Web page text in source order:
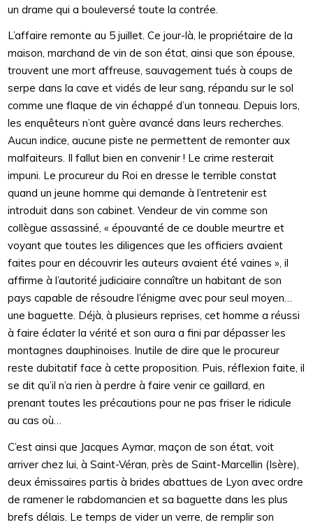
un drame qui a bouleversé toute la contrée.
L’affaire remonte au 5 juillet. Ce jour-là, le propriétaire de la
maison, marchand de vin de son état, ainsi que son épouse,
trouvent une mort affreuse, sauvagement tués à coups de
serpe dans la cave et vidés de leur sang, répandu sur le sol
comme une flaque de vin échappé d’un tonneau. Depuis lors,
les enquêteurs n’ont guère avancé dans leurs recherches.
Aucun indice, aucune piste ne permettent de remonter aux
malfaiteurs. Il fallut bien en convenir ! Le crime resterait
impuni. Le procureur du Roi en dresse le terrible constat
quand un jeune homme qui demande à l’entretenir est
introduit dans son cabinet. Vendeur de vin comme son
collègue assassiné, « épouvanté de ce double meurtre et
voyant que toutes les diligences que les officiers avaient
faites pour en découvrir les auteurs avaient été vaines », il
affirme à l’autorité judiciaire connaître un habitant de son
pays capable de résoudre l’énigme avec pour seul moyen…
une baguette. Déjà, à plusieurs reprises, cet homme a réussi
à faire éclater la vérité et son aura a fini par dépasser les
montagnes dauphinoises. Inutile de dire que le procureur
reste dubitatif face à cette proposition. Puis, réflexion faite, il
se dit qu’il n’a rien à perdre à faire venir ce gaillard, en
prenant toutes les précautions pour ne pas friser le ridicule
au cas où…
C’est ainsi que Jacques Aymar, maçon de son état, voit
arriver chez lui, à Saint-Véran, près de Saint-Marcellin (Isère),
deux émissaires partis à brides abattues de Lyon avec ordre
de ramener le rabdomancien et sa baguette dans les plus
brefs délais. Le temps de vider un verre, de remplir son